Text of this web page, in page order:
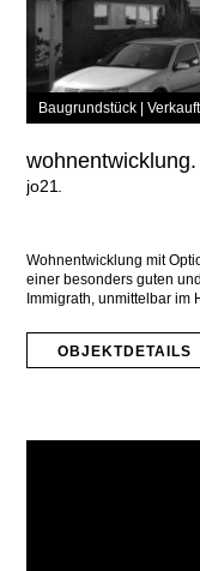
Baugrundstück | Verkauft
wohnentwicklung.
jo21
Wohnentwicklung mit
einer besonders guten
Immigrath, unmittelbar im
OBJEKTDETAILS